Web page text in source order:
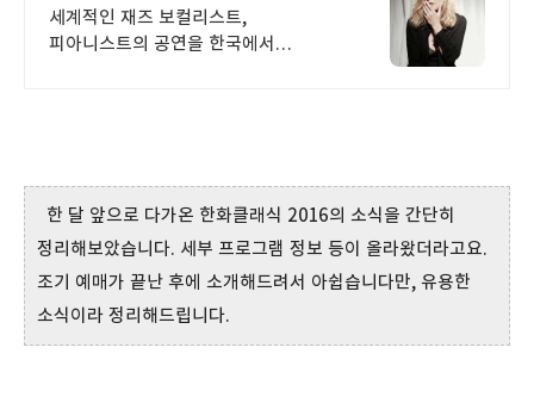
11월 내한!
세계적인 재즈 보컬리스트,
피아니스트의 공연을 한국에서
한 달 앞으로 다가온 한화클래식 2016의 소식을 간단히
정리해보았습니다. 세부 프로그램 정보 등이 올라왔더라고요.
조기 예매가 끝난 후에 소개해드려서 아쉽습니다만, 유용한
소식이라 정리해드립니다.